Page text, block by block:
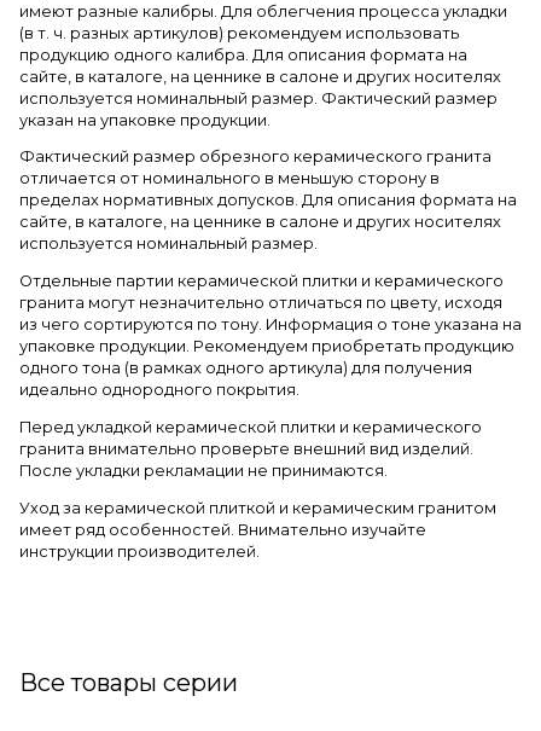
имеют разные калибры. Для облегчения процесса укладки
(в т. ч. разных артикулов) рекомендуем использовать
продукцию одного калибра. Для описания формата на
сайте, в каталоге, на ценнике в салоне и других носителях
используется номинальный размер. Фактический размер
указан на упаковке продукции.
Фактический размер обрезного керамического гранита
отличается от номинального в меньшую сторону в
пределах нормативных допусков. Для описания формата на
сайте, в каталоге, на ценнике в салоне и других носителях
используется номинальный размер.
Отдельные партии керамической плитки и керамического
гранита могут незначительно отличаться по цвету, исходя
из чего сортируются по тону. Информация о тоне указана на
упаковке продукции. Рекомендуем приобретать продукцию
одного тона (в рамках одного артикула) для получения
идеально однородного покрытия.
Перед укладкой керамической плитки и керамического
гранита внимательно проверьте внешний вид изделий.
После укладки рекламации не принимаются.
Уход за керамической плиткой и керамическим гранитом
имеет ряд особенностей. Внимательно изучайте
инструкции производителей.
Все товары серии